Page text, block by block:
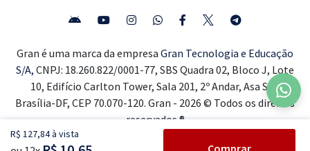
R$ 127,84 à vista
Comprar
Gran é uma marca da empresa Gran Tecnologia e Educação
S/A, CNPJ: 18.260.822/0001-77, SBS Quadra 02, Bloco J, Lote
10, Edifício Carlton Tower, Sala 201, 2º Andar, Asa Sul,
Brasília-DF, CEP 70.070-120. Gran - 2026 © Todos os direitos
reservados ®